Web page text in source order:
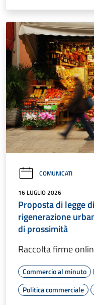
COMUNICATI
16 LUGLIO 2026
Proposta di legge
rigenerazione
di prossimità
Raccolta firme
Commercio al minuto
Politica commerciale